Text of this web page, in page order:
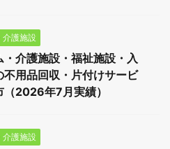
介護施設
・介護施設・福祉施設・入
不用品回収・片付けサービ
（2026年7月実績）
介護施設